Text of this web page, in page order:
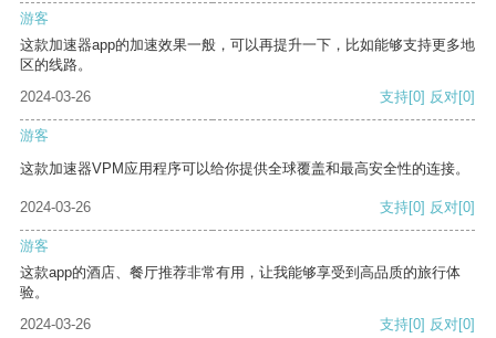
游客
这款加速器app的加速效果一般，可以再提升一下，比如能够支持更多地
区的线路。
2024-03-26
支持[0] 反对[0]
游客
这款加速器VPM应用程序可以给你提供全球覆盖和最高安全性的连接。
2024-03-26 支持[0] 反对[0]
游客
这款app的酒店、餐厅推荐非常有用，让我能够享受到高品质的旅行体
验。
2024-03-26
支持[0] 反对[0]